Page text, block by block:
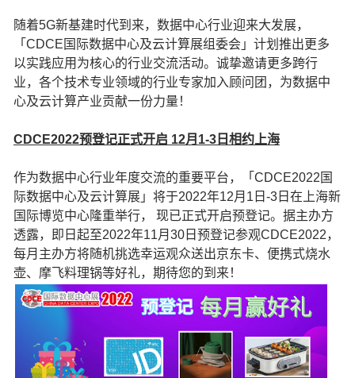
随着5G新基建时代到来，数据中心行业迎来大发展，
「CDCE国际数据中心及云计算展组委会」计划推出更多
以实践应用为核心的行业交流活动。诚挚邀请更多跨行
业，各个技术专业领域的行业专家加入顾问团，为数据中
心及云计算产业贡献一份力量！
CDCE2022预登记正式开启 12月1-3日相约上海
作为数据中心行业年度交流的重要平台，「CDCE2022国
际数据中心及云计算展」将于2022年12月1日-3日在上海新
国际博览中心隆重举行， 现已正式开启预登记。据主办方
透露，即日起至2022年11月30日预登记参观CDCE2022，
每月主办方将随机挑选幸运观众送出京东卡、便携式烧水
壶、摩飞料理锅等好礼，期待您的到来！